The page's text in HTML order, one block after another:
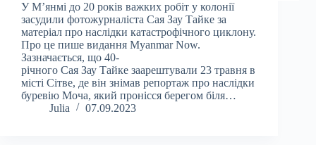
У М’янмі до 20 років важких робіт у колонії
засудили фотожурналіста Сая Зау Тайке за
матеріал про наслідки катастрофічного циклону.
Про це пише видання Myanmar Now.
Зазначається, що 40-
річного Сая Зау Тайке заарештували 23 травня в
місті Сітве, де він знімав репортаж про наслідки
буревію Моча, який пронісся берегом біля…
Julia
07.09.2023